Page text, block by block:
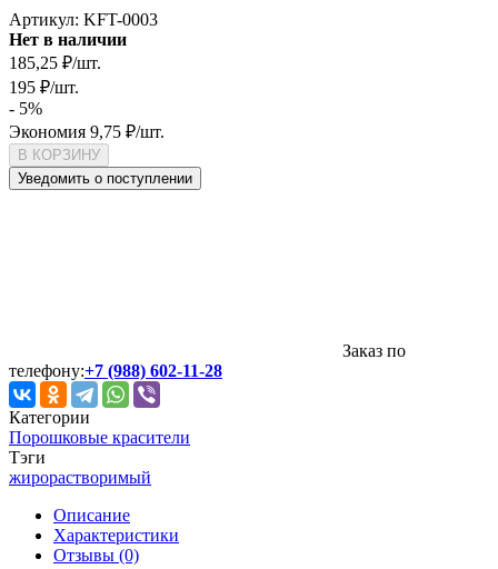
Артикул: KFT-0003
Нет в наличии
185,25 ₽/шт.
195 ₽/шт.
- 5%
Экономия 9,75 ₽/шт.
В КОРЗИНУ
Уведомить о поступлении
Заказ по
телефону:+7 (988) 602-11-28
Категории
Порошковые красители
Тэги
жирорастворимый
Описание
Характеристики
Отзывы (0)